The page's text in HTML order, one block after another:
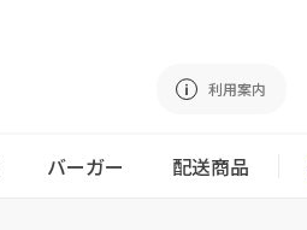
利用案内
バーガー 配送商品